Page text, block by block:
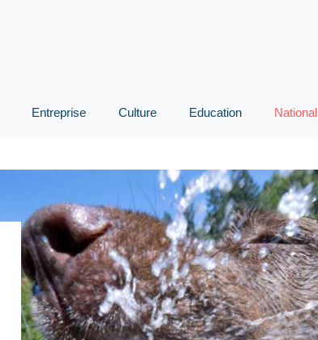
Entreprise Culture Education National